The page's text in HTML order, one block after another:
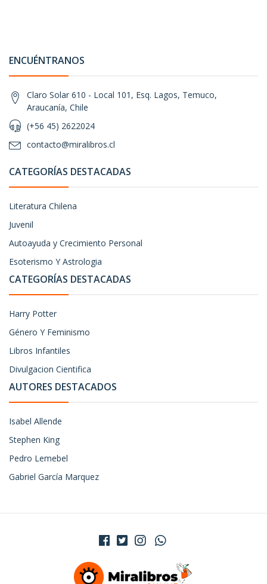
ENCUÉNTRANOS
Claro Solar 610 - Local 101, Esq. Lagos, Temuco,
Araucanía, Chile
(+56 45) 2622024
contacto@miralibros.cl
CATEGORÍAS DESTACADAS
Literatura Chilena
Juvenil
Autoayuda y Crecimiento Personal
Esoterismo Y Astrologia
CATEGORÍAS DESTACADAS
Harry Potter
Género Y Feminismo
Libros Infantiles
Divulgacion Cientifica
AUTORES DESTACADOS
Isabel Allende
Stephen King
Pedro Lemebel
Gabriel García Marquez